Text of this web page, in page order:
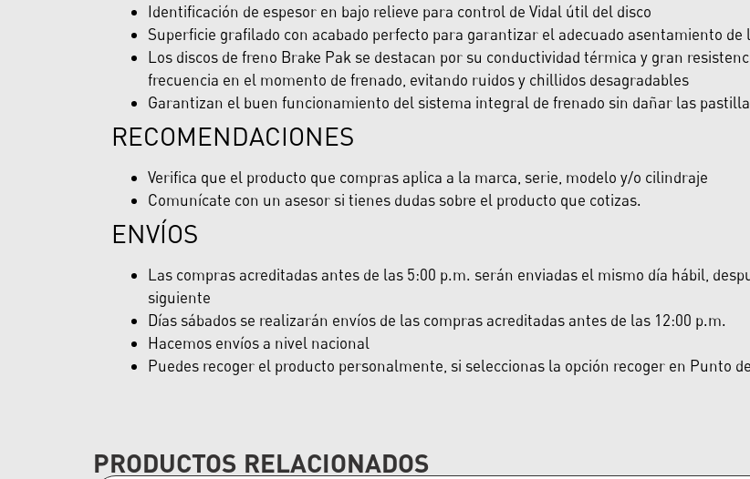
Identificación de espesor en bajo relieve para control de Vidal útil del disco
Superficie grafilado con acabado perfecto para garantizar el adecuado asentamiento de
Los discos de freno Brake Pak se destacan por su conductividad térmica y gran
frecuencia en el momento de frenado, evitando ruidos y chillidos desagradables
Garantizan el buen funcionamiento del sistema integral de frenado sin dañar las
RECOMENDACIONES
Verifica que el producto que compras aplica a la marca, serie, modelo y/o cilindraje
Comunícate con un asesor si tienes dudas sobre el producto que cotizas.
ENVÍOS
Las compras acreditadas antes de las 5:00 p.m. serán enviadas el mismo día hábil,
siguiente
Días sábados se realizarán envíos de las compras acreditadas antes de las 12:00 p.m.
Hacemos envíos a nivel nacional
Puedes recoger el producto personalmente, si seleccionas la opción recoger en Punto
PRODUCTOS RELACIONADOS